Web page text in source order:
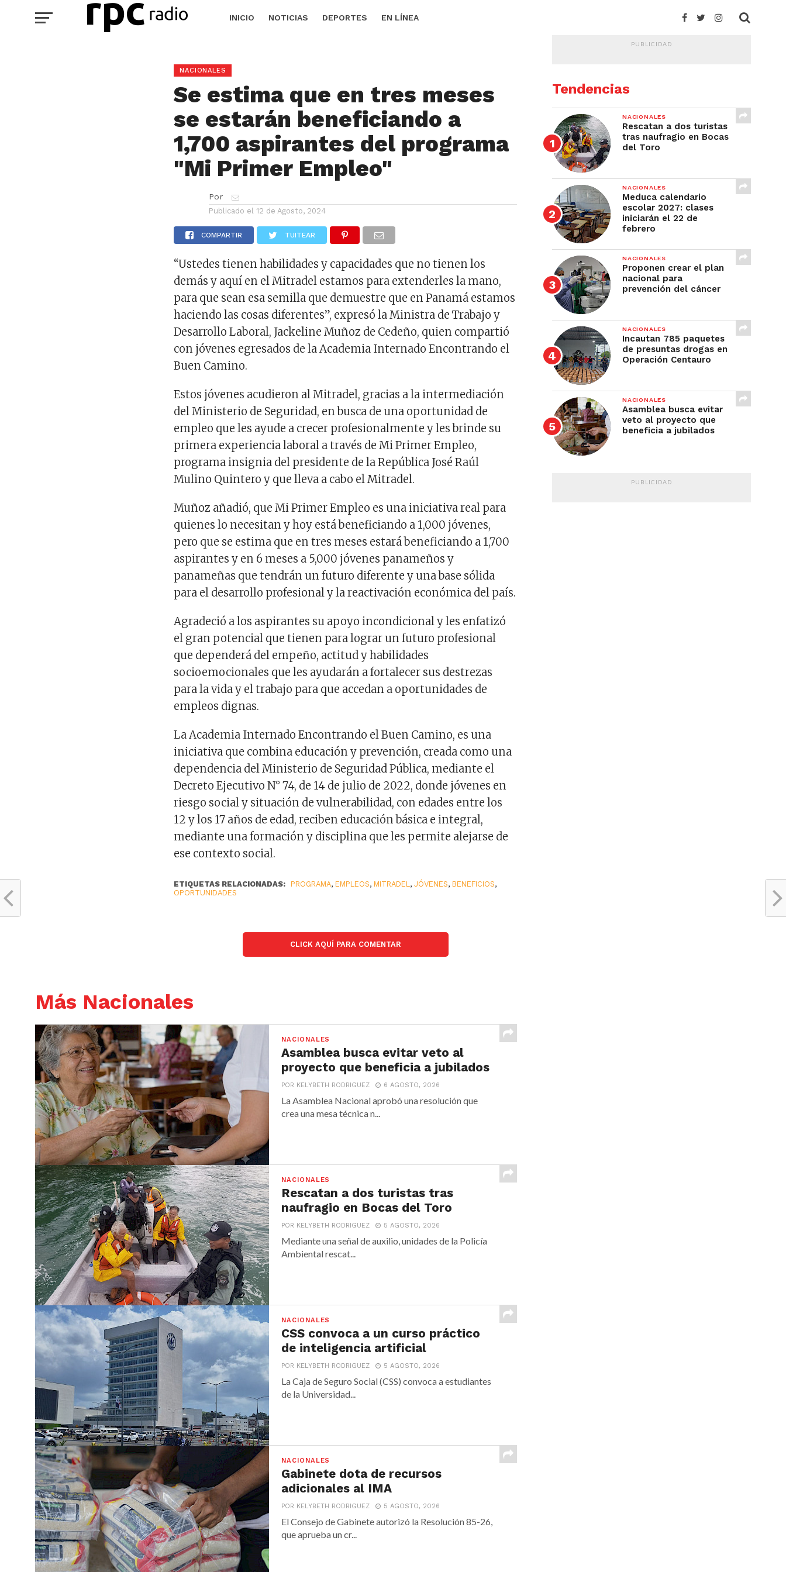
INICIO NOTICIAS DEPORTES EN LÍNEA
NACIONALES
Se estima que en tres meses
se estarán beneficiando a
1,700 aspirantes del programa
"Mi Primer Empleo"
Por
Publicado el 12 de Agosto, 2024
COMPARTIR TUITEAR
“Ustedes tienen habilidades y capacidades que no tienen los
demás y aquí en el Mitradel estamos para extenderles la mano,
para que sean esa semilla que demuestre que en Panamá estamos
haciendo las cosas diferentes”, expresó la Ministra de Trabajo y
Desarrollo Laboral, Jackeline Muñoz de Cedeño, quien compartió
con jóvenes egresados de la Academia Internado Encontrando el
Buen Camino.
Estos jóvenes acudieron al Mitradel, gracias a la intermediación
del Ministerio de Seguridad, en busca de una oportunidad de
empleo que les ayude a crecer profesionalmente y les brinde su
primera experiencia laboral a través de Mi Primer Empleo,
programa insignia del presidente de la República José Raúl
Mulino Quintero y que lleva a cabo el Mitradel.
Muñoz añadió, que Mi Primer Empleo es una iniciativa real para
quienes lo necesitan y hoy está beneficiando a 1,000 jóvenes,
pero que se estima que en tres meses estará beneficiando a 1,700
aspirantes y en 6 meses a 5,000 jóvenes panameños y
panameñas que tendrán un futuro diferente y una base sólida
para el desarrollo profesional y la reactivación económica del país.
Agradeció a los aspirantes su apoyo incondicional y les enfatizó
el gran potencial que tienen para lograr un futuro profesional
que dependerá del empeño, actitud y habilidades
socioemocionales que les ayudarán a fortalecer sus destrezas
para la vida y el trabajo para que accedan a oportunidades de
empleos dignas.
La Academia Internado Encontrando el Buen Camino, es una
iniciativa que combina educación y prevención, creada como una
dependencia del Ministerio de Seguridad Pública, mediante el
Decreto Ejecutivo N° 74, de 14 de julio de 2022, donde jóvenes en
riesgo social y situación de vulnerabilidad, con edades entre los
12 y los 17 años de edad, reciben educación básica e integral,
mediante una formación y disciplina que les permite alejarse de
ese contexto social.
ETIQUETAS RELACIONADAS: PROGRAMA,EMPLEOS,MITRADEL,JÓVENES,BENEFICIOS,
OPORTUNIDADES
CLICK AQUÍ PARA COMENTAR
Más Nacionales
NACIONALES
Asamblea busca evitar veto al
proyecto que beneficia a jubilados
POR KELYBETH RODRIGUEZ 6 AGOSTO, 2026
La Asamblea Nacional aprobó una resolución que
crea una mesa técnica n...
NACIONALES
Rescatan a dos turistas tras
naufragio en Bocas del Toro
POR KELYBETH RODRIGUEZ 5 AGOSTO, 2026
Mediante una señal de auxilio, unidades de la Policía
Ambiental rescat...
NACIONALES
CSS convoca a un curso práctico
de inteligencia artificial
POR KELYBETH RODRIGUEZ 5 AGOSTO, 2026
La Caja de Seguro Social (CSS) convoca a estudiantes
de la Universidad...
NACIONALES
Gabinete dota de recursos
adicionales al IMA
POR KELYBETH RODRIGUEZ 5 AGOSTO, 2026
El Consejo de Gabinete autorizó la Resolución 85-26,
que aprueba un cr...
PUBLICIDAD
Tendencias
NACIONALES
Rescatan a dos turistas
tras naufragio en Bocas
del Toro
NACIONALES
Meduca calendario
escolar 2027: clases
iniciarán el 22 de
febrero
NACIONALES
Proponen crear el plan
nacional para
prevención del cáncer
NACIONALES
Incautan 785 paquetes
de presuntas drogas en
Operación Centauro
NACIONALES
Asamblea busca evitar
veto al proyecto que
beneficia a jubilados
PUBLICIDAD